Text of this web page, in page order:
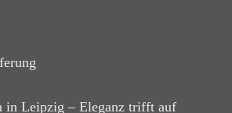
in Leipzig – Eleganz trifft auf